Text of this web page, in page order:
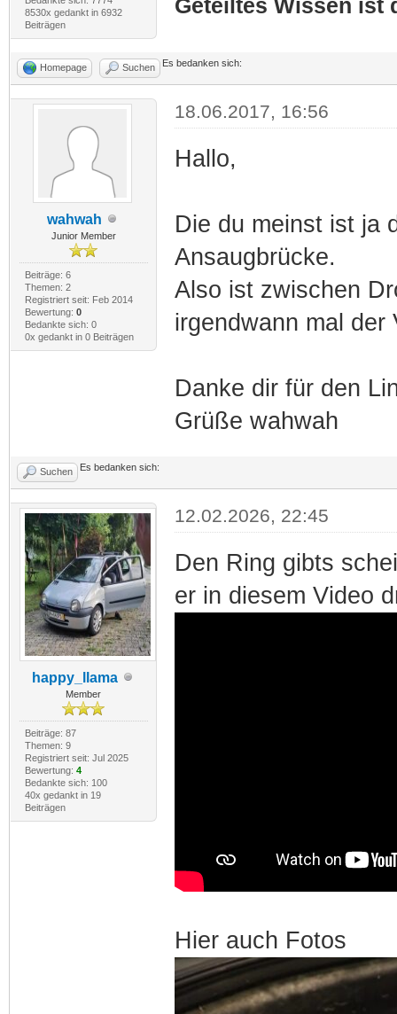
8530x gedankt in 6932
Beiträgen
Geteiltes Wissen ist
Homepage Suchen Es bedanken sich:
wahwah
Junior Member
Beiträge: 6
Themen: 2
Registriert seit: Feb 2014
Bewertung: 0
Bedankte sich: 0
0x gedankt in 0 Beiträgen
18.06.2017, 16:56
Hallo,
Die du meinst ist ja
Ansaugbrücke.
Also ist zwischen
irgendwann mal
Danke dir für den
Grüße wahwah
Suchen Es bedanken sich:
happy_llama
Member
Beiträge: 87
Themen: 9
Registriert seit: Jul 2025
Bewertung: 4
Bedankte sich: 100
40x gedankt in 19
Beiträgen
12.02.2026, 22:45
Den Ring gibts
er in diesem Video
Hier auch Fotos